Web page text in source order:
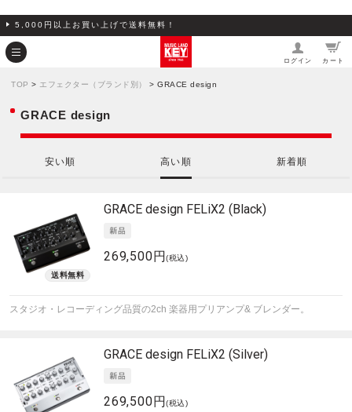
5,000円以上お買い上げで送料無料！
ログイン カート
TOP > エフェクター（ブランド別） > GRACE design
GRACE design
安い順 高い順 新着順
GRACE design FELiX2 (Black)
269,500円(税込)
スタジオ・レコーディング品質の2ch 楽器用プリアンプ& ブレンダー。
GRACE design FELiX2 (Silver)
269,500円(税込)